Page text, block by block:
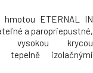
hmotou ETERNAL IN
a paropriepustné,
vysokou krycou
tepelně izolačnými